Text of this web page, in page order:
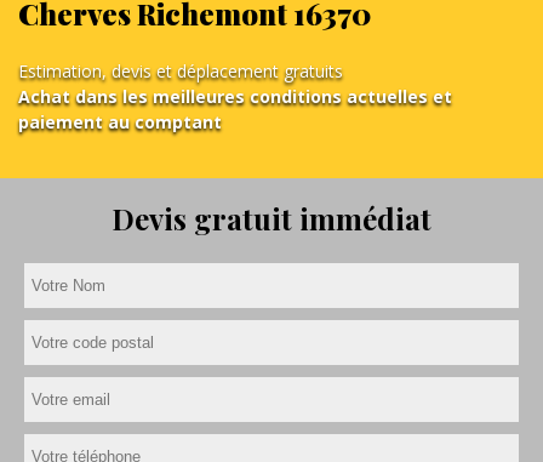
Cherves Richemont 16370
Estimation, devis et déplacement gratuits
Achat dans les meilleures conditions actuelles et
paiement au comptant
Devis gratuit immédiat